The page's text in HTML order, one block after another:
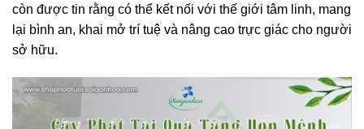
còn được tin rằng có thể kết nối với thế giới tâm linh, mang
lại bình an, khai mở trí tuệ và nâng cao trực giác cho người
sở hữu.